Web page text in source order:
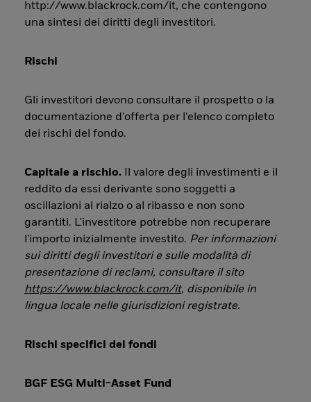
http://www.blackrock.com/it, che contengono
una sintesi dei diritti degli investitori.
Rischi
Gli investitori devono consultare il prospetto o la
documentazione d'offerta per l'elenco completo
dei rischi del fondo.
Capitale a rischio. Il valore degli investimenti e il
reddito da essi derivante sono soggetti a
oscillazioni al rialzo o al ribasso e non sono
garantiti. L'investitore potrebbe non recuperare
l'importo inizialmente investito. Per informazioni
sui diritti degli investitori e sulle modalità di
presentazione di reclami, consultare il sito
https://www.blackrock.com/it, disponibile in
lingua locale nelle giurisdizioni registrate.
Rischi specifici dei fondi
BGF ESG Multi-Asset Fund